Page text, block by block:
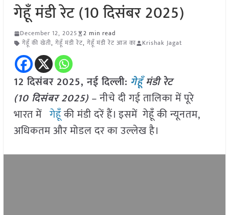
गेहूँ मंडी रेट (10 दिसंबर 2025)
December 12, 2025
2 min read
गेहूँ की खेती, गेहूँ मंडी रेट, गेहूँ मंडी रेट आज का Krishak Jagat
12 दिसंबर 2025, नई दिल्ली: गेहूँमंडी रेट
(10 दिसंबर 2025) – नीचे दी गई तालिका में पूरे
भारत में गेहूँकी मंडी दरें हैं। इसमें गेहूँ की न्यूनतम,
अधिकतम और मोडल दर का उल्लेख है।